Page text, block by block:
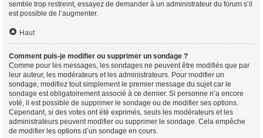
semble trop restreint, essayez de demander à un administrateur du forum s’il
est possible de l’augmenter.
Haut
Comment puis-je modifier ou supprimer un sondage ?
Comme pour les messages, les sondages ne peuvent être modifiés que par
leur auteur, les modérateurs et les administrateurs. Pour modifier un
sondage, modifiez tout simplement le premier message du sujet car le
sondage est obligatoirement associé à ce dernier. Si personne n’a encore
voté, il est possible de supprimer le sondage ou de modifier ses options.
Cependant, si des votes ont été exprimés, seuls les modérateurs et les
administrateurs peuvent modifier ou supprimer le sondage. Cela empêche
de modifier les options d’un sondage en cours.